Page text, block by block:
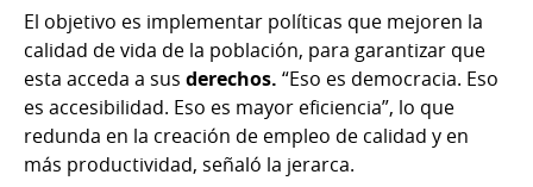
El objetivo es implementar políticas que mejoren la
calidad de vida de la población, para garantizar que
esta acceda a sus derechos. “Eso es democracia. Eso
es accesibilidad. Eso es mayor eficiencia”, lo que
redunda en la creación de empleo de calidad y en
más productividad, señaló la jerarca.